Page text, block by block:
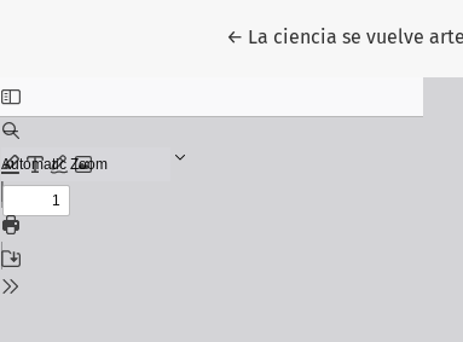
← Volver a los detalles
La ciencia se vuelve